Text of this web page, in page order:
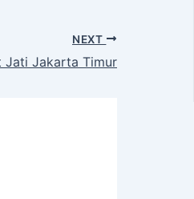
NEXT
Jati Jakarta Timur